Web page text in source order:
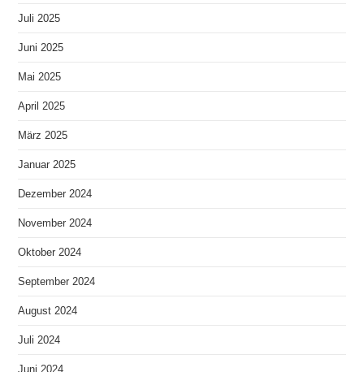
Juli 2025
Juni 2025
Mai 2025
April 2025
März 2025
Januar 2025
Dezember 2024
November 2024
Oktober 2024
September 2024
August 2024
Juli 2024
Juni 2024